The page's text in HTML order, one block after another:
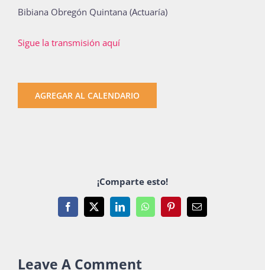
Bibiana Obregón Quintana (Actuaría)
Sigue la transmisión aquí
AGREGAR AL CALENDARIO
¡Comparte esto!
Facebook
X LinkedInWhatsAppPinterestEmail
Leave A Comment